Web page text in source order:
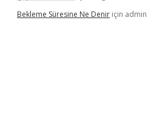
Bekleme Süresine Ne Denir için admin